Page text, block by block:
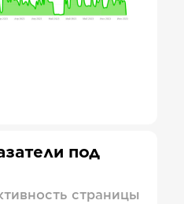
под
страницы